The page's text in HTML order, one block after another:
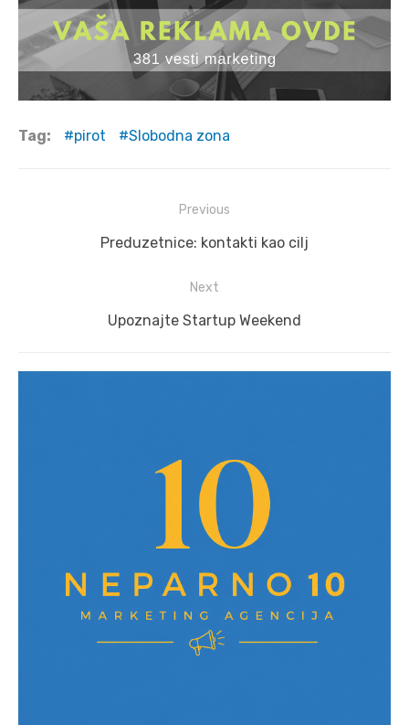
Tag: pirot Slobodna zona
navigation
Previous
Previous
Preduzetnice: kontakti kao cilj
Next
Next
Upoznajte Startup Weekend